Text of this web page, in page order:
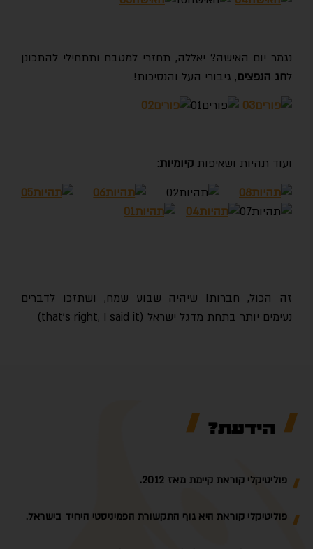
נגמר יום האישה? יאללה, תחזרי למטבח ותתחילי להתכונן
לחג הנפצים, גיבורי העל והנסיכות!
ועוד תהיות ושאיפות קיומיות:
זה הכול, חברות! שיהיה שבוע שמח, ושתזכו לדברים
נעימים יותר בתחת מדגל ישראל (that's right, I said it)
הידעת?
פוליטיקלי קוראת קיימת מאז 2012.
פוליטיקלי קוראת היא גוף התקשורת הפמיניסטי היחיד בישראל.